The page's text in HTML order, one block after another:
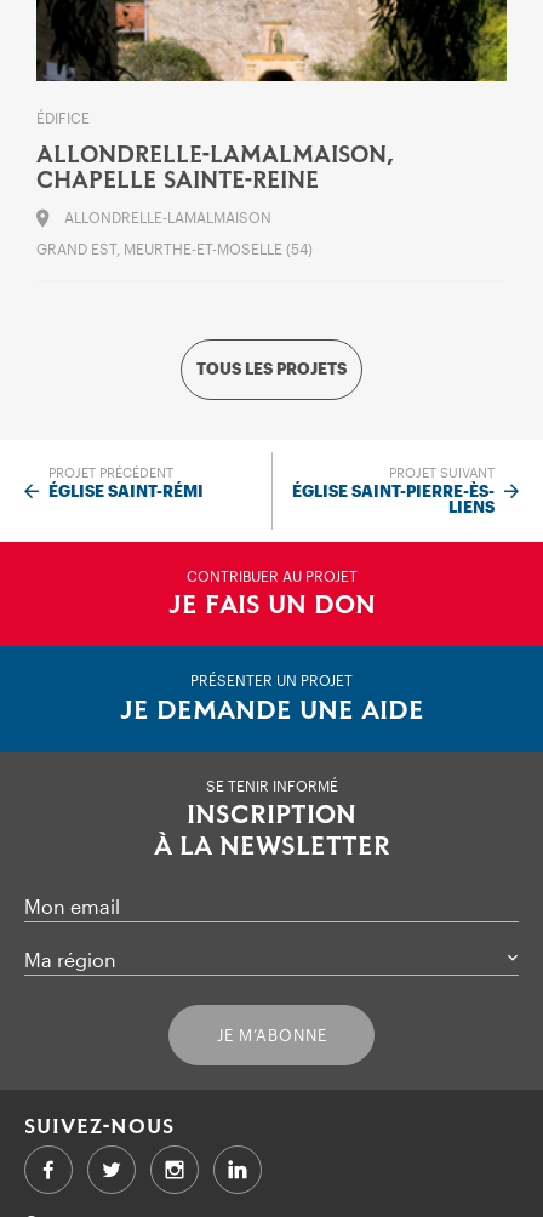
TOUS LES PROJETS
ÉDIFICE
ALLONDRELLE-LAMALMAISON,
CHAPELLE SAINTE-REINE
ALLONDRELLE-LAMALMAISON
GRAND EST, MEURTHE-ET-MOSELLE (54)
PROJET PRÉCÉDENT
ÉGLISE SAINT-RÉMI
PROJET SUIVANT
ÉGLISE SAINT-PIERRE-ÈS-
LIENS
CONTRIBUER AU PROJET
JE FAIS UN DON
PRÉSENTER UN PROJET
JE DEMANDE UNE AIDE
SE TENIR INFORMÉ
INSCRIPTION
À LA NEWSLETTER
Mon email
Ma région
JE M’ABONNE
SUIVEZ-NOUS
FacebookTwitter LinkedIn